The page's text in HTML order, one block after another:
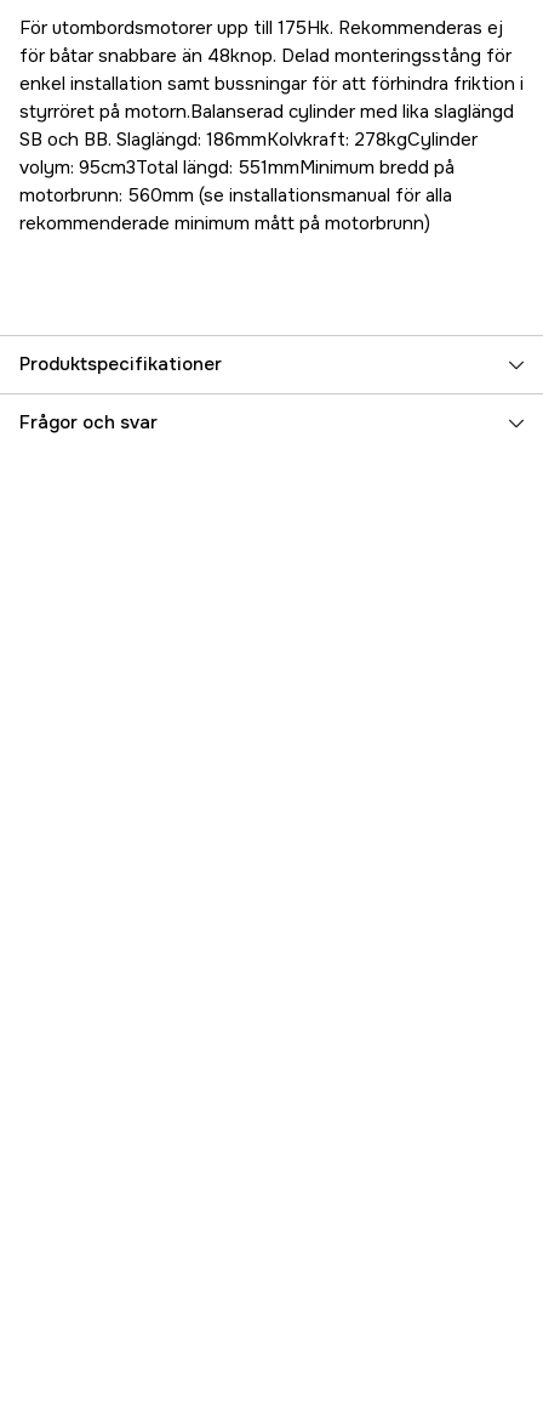
För utombordsmotorer upp till 175Hk. Rekommenderas ej
för båtar snabbare än 48knop. Delad monteringsstång för
enkel installation samt bussningar för att förhindra friktion i
styrröret på motorn.Balanserad cylinder med lika slaglängd
SB och BB. Slaglängd: 186mmKolvkraft: 278kgCylinder
volym: 95cm3Total längd: 551mmMinimum bredd på
motorbrunn: 560mm (se installationsmanual för alla
rekommenderade minimum mått på motorbrunn)
Produktspecifikationer
Referensnummer 5000025316
Frågor och svar